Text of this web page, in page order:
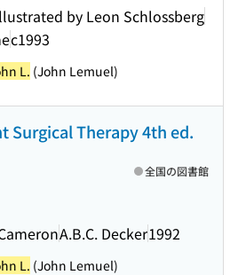
by Leon Schlossberg
c1993
L. (John Lemuel)
Surgical Therapy 4th ed.
A.B.C. Decker1992
全国の図書館
L. (John Lemuel)